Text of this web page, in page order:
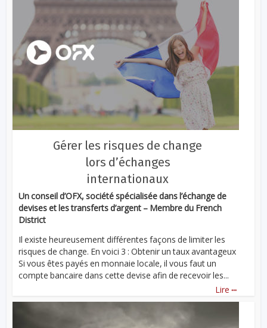
Gérer les risques de change
lors d’échanges
internationaux
Un conseil d’OFX, société spécialisée dans l’échange de
devises et les transferts d’argent – Membre du French
District
Il existe heureusement différentes façons de limiter les
risques de change. En voici 3 : Obtenir un taux avantageux
Si vous êtes payés en monnaie locale, il vous faut un
compte bancaire dans cette devise afin de recevoir les...
Lire ...